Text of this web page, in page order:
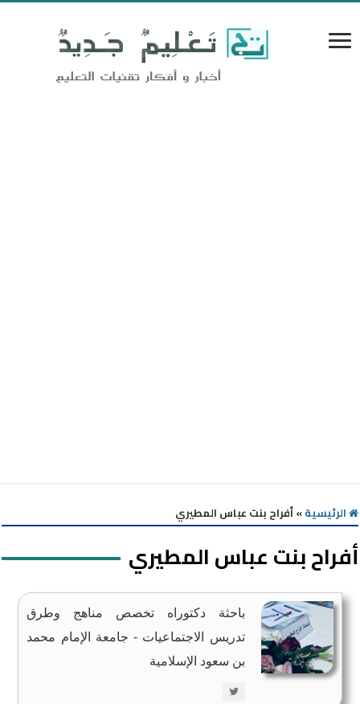
الرئيسية»أفراح بنت عباس المطيري
أفراح بنت عباس المطيري
باحثة دكتوراه تخصص مناهج وطرق
تدريس الاجتماعيات - جامعة الإمام محمد
بن سعود الإسلامية